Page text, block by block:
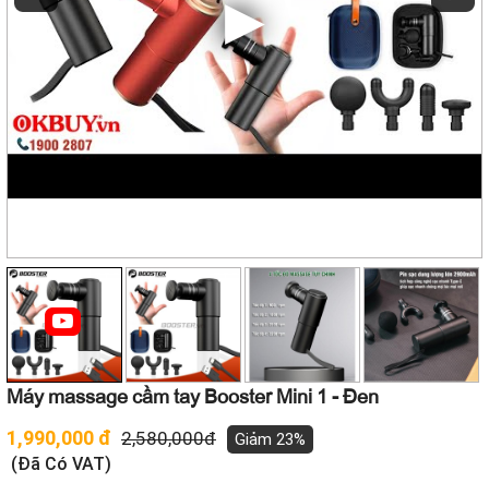
Máy massage cầm tay Booster Mini 1 - Đen
1,990,000 đ 2,580,000đ Giảm 23%
(Đã Có VAT)